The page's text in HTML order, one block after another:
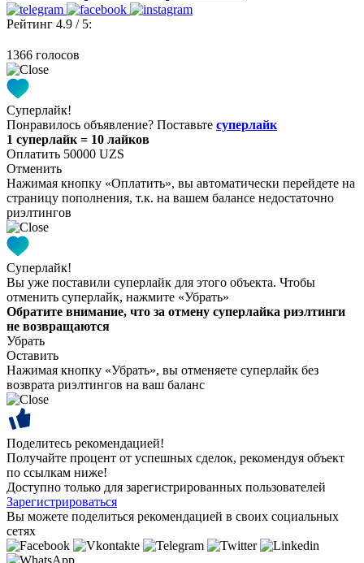
Рейтинг 4.9 / 5:
1366 голосов
Суперлайк!
Понравилось объявление? Поставьте суперлайк
1 суперлайк = 10 лайков
Оплатить 50000 UZS
Отменить
Нажимая кнопку «Оплатить», вы автоматически перейдете на
страницу пополнения, т.к. на вашем балансе недостаточно
риэлтингов
Суперлайк!
Вы уже поставили суперлайк для этого объекта. Чтобы
отменить суперлайк, нажмите «Убрать»
Обратите внимание, что за отмену суперлайка риэлтинги
не возвращаются
Убрать
Оставить
Нажимая кнопку «Убрать», вы отменяете суперлайк без
возврата риэлтингов на ваш баланс
Поделитесь рекомендацией!
Получайте процент от успешных сделок, рекомендуя объект
по ссылкам ниже!
Доступно только для зарегистрированных пользователей
Зарегистрироваться
Вы можете поделиться рекомендацией в своих социальных
сетях